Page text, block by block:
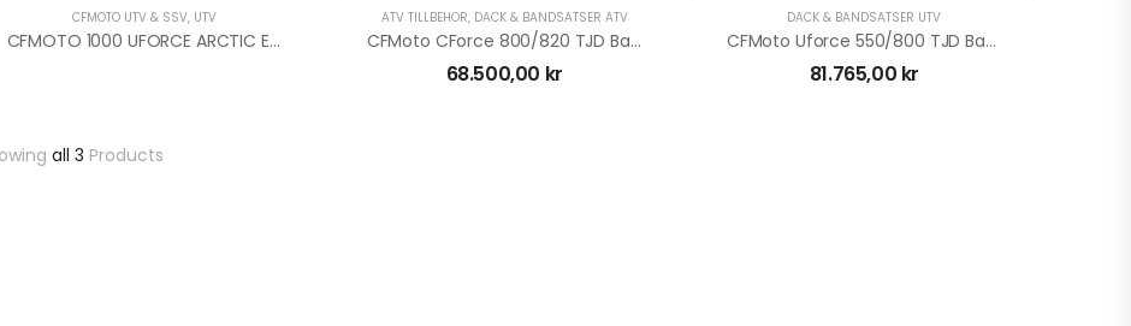
CFMOTO UTV & SSV, UTV
CFMOTO 1000 UFORCE ARCTIC EDITION
ATV TILLBEHÖR, DÄCK & BANDSATSER ATV
CFMoto CForce 800/820 TJD Bandsats XGEN 4S
68.500,00 kr
DÄCK & BANDSATSER UTV
CFMoto Uforce 550/800 TJD Bandsats 4S1
81.765,00 kr
all 3 Products